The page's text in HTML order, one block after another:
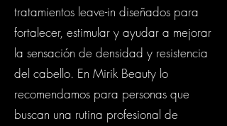
tratamientos leave-in diseñados para
fortalecer, estimular y ayudar a mejorar
la sensación de densidad y resistencia
del cabello. En Mirik Beauty lo
recomendamos para personas que
buscan una rutina profesional de